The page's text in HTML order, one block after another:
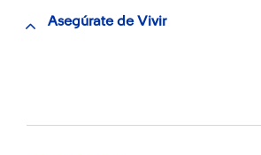
Asegúrate de Vivir